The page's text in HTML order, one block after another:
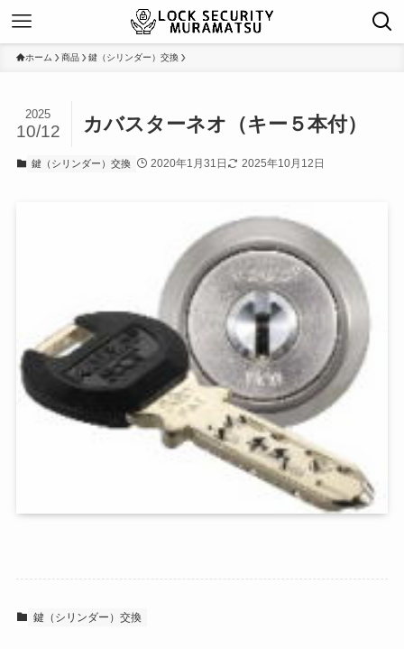
ホーム 商品 鍵（シリンダー）交換
カバスターネオ（キー５本付）
2025
10/12
鍵（シリンダー）交換 2020年1月31日 2025年10月12日
鍵（シリンダー）交換